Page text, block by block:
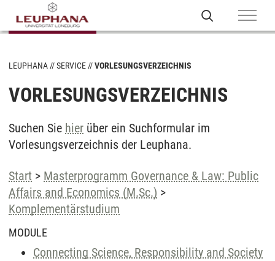
LEUPHANA SERVICE VORLESUNGSVERZEICHNIS
VORLESUNGSVERZEICHNIS
Suchen Sie hier über ein Suchformular im
Vorlesungsverzeichnis der Leuphana.
Start > Masterprogramm Governance & Law: Public
Affairs and Economics (M.Sc.) >
Komplementärstudium
MODULE
Connecting Science, Responsibility and Society